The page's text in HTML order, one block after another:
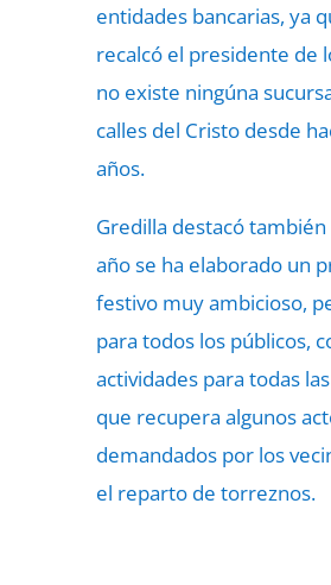
entidades bancarias, ya
recalcó el presidente de
no existe ningúna
calles del Cristo desde
años.
Gredilla destacó
año se ha elaborado un
festivo muy ambicioso,
para todos los públicos,
actividades para todas
que recupera algunos
demandados por los
el reparto de torreznos.